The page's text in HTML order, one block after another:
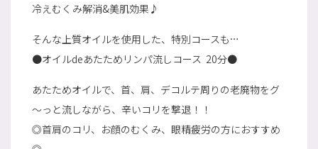
冷えむくみ解消&美肌効果♪
そんな上質オイルを使用した、特別コースも…
●オイルdeあたためリンパ流しコース 20分●
あたためオイルで、首、肩、デコルテ周りの老廃物をグ
～っと流しながら、辛いコリを撃退！！
◎首肩のコリ、お顔のむくみ、眼精疲労の方におすすめ